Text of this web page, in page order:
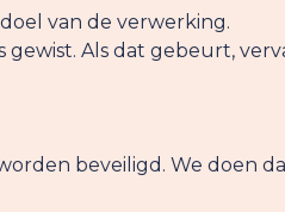
van de verwerking.
Als dat gebeurt,
beveiligd. We doen